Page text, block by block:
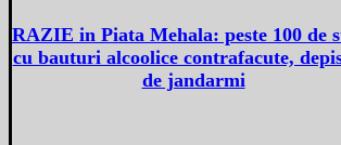
RAZIE in Piata Mehala: peste 100 de
cu bauturi alcoolice contrafacute,
de jandarmi